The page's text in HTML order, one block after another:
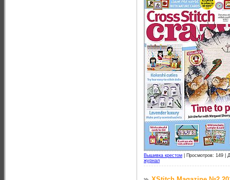
Вышивка крестом Просмотров: 149 |
журнал